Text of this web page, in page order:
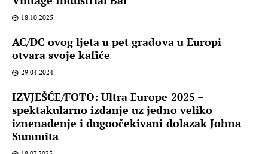
18.10.2025.
AC/DC ovog ljeta u pet gradova u Europi
otvara svoje kafiće
29.04.2024.
IZVJEŠĆE/FOTO: Ultra Europe 2025 –
spektakularno izdanje uz jedno veliko
iznenađenje i dugoočekivani dolazak Johna
Summita